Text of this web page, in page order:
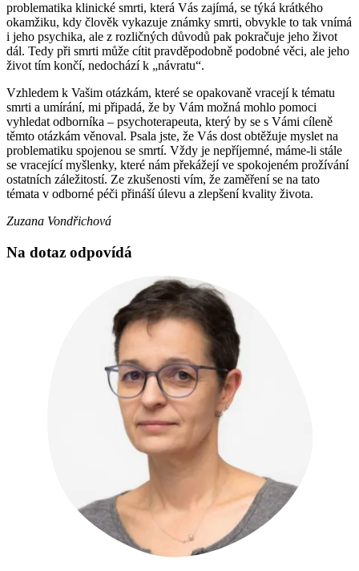
problematika klinické smrti, která Vás zajímá, se týká krátkého
okamžiku, kdy člověk vykazuje známky smrti, obvykle to tak vnímá
i jeho psychika, ale z rozličných důvodů pak pokračuje jeho život
dál. Tedy při smrti může cítit pravděpodobně podobné věci, ale jeho
život tím končí, nedochází k „návratu“.
Vzhledem k Vašim otázkám, které se opakovaně vracejí k tématu
smrti a umírání, mi připadá, že by Vám možná mohlo pomoci
vyhledat odborníka – psychoterapeuta, který by se s Vámi cíleně
těmto otázkám věnoval. Psala jste, že Vás dost obtěžuje myslet na
problematiku spojenou se smrtí. Vždy je nepříjemné, máme-li stále
se vracející myšlenky, které nám překážejí ve spokojeném prožívání
ostatních záležitostí. Ze zkušenosti vím, že zaměření se na tato
témata v odborné péči přináší úlevu a zlepšení kvality života.
Zuzana Vondřichová
Na dotaz odpovídá